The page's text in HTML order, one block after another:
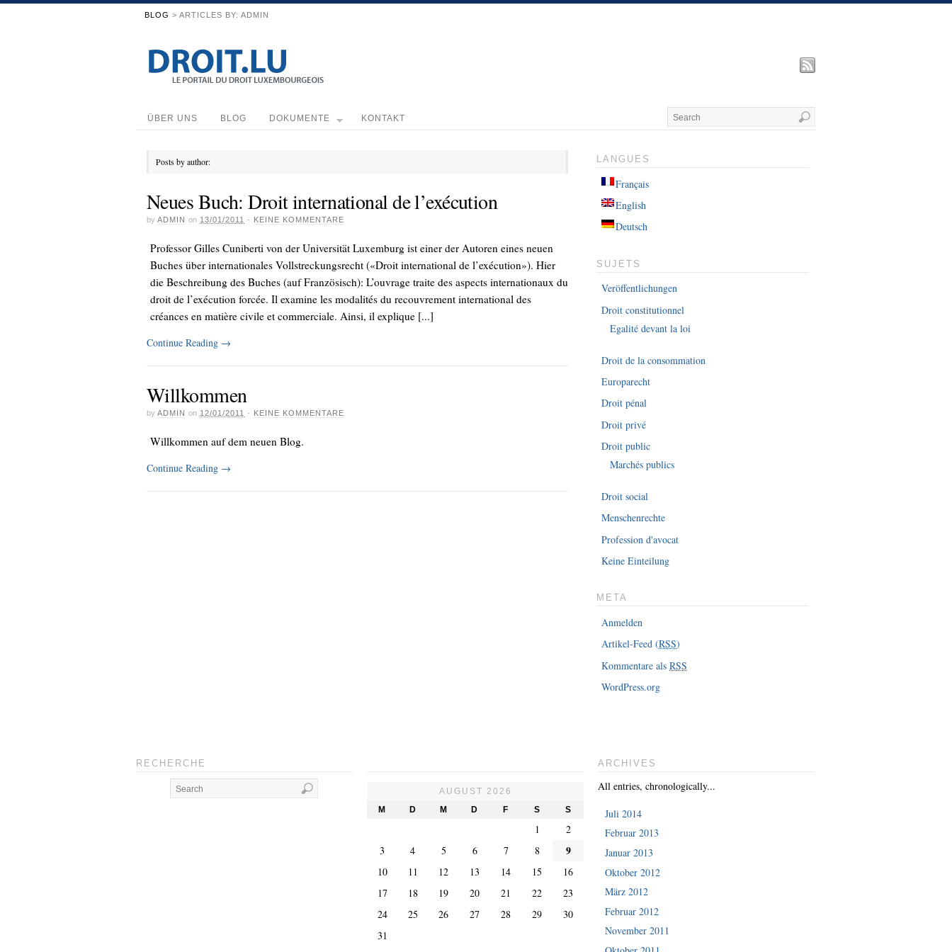
BLOG > ARTICLES BY: ADMIN
ÜBER UNS BLOG DOKUMENTE KONTAKT
Posts by author:
Neues Buch: Droit international de l’exécution
by ADMIN on 13/01/2011 · KEINE KOMMENTARE
Professor Gilles Cuniberti von der Universität Luxemburg ist einer der Autoren eines neuen
Buches über internationales Vollstreckungsrecht («Droit international de l’exécution»). Hier
die Beschreibung des Buches (auf Französisch): L’ouvrage traite des aspects internationaux du
droit de l’exécution forcée. Il examine les modalités du recouvrement international des
créances en matière civile et commerciale. Ainsi, il explique [...]
Continue Reading →
Willkommen
by ADMIN on 12/01/2011 · KEINE KOMMENTARE
Willkommen auf dem neuen Blog.
Continue Reading →
LANGUES
Français
English
Deutsch
SUJETS
Veröffentlichungen
Droit constitutionnel
Egalité devant la loi
Droit de la consommation
Europarecht
Droit pénal
Droit privé
Droit public
Marchés publics
Droit social
Menschenrechte
Profession d'avocat
Keine Einteilung
META
Anmelden
Artikel-Feed (RSS)
Kommentare alsRSS
WordPress.org
RECHERCHE
AUGUST 2026
M
D M D F S S
1
2
3
4 5 6 7 8 9
10 11 12 13 14 15
16
17
18 19 20 21 22
23
24
25 26 27 28 29
30
31
ARCHIVES
All entries, chronologically...
Juli 2014
Februar 2013
Januar 2013
Oktober 2012
März 2012
Februar 2012
November 2011